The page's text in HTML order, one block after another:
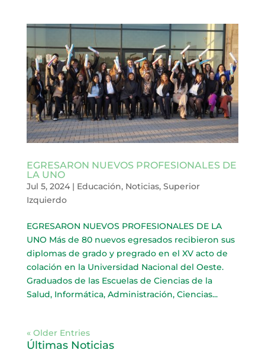
EGRESARON NUEVOS PROFESIONALES DE
LA UNO
Jul 5, 2024| Educación, Noticias, Superior
Izquierdo
EGRESARON NUEVOS PROFESIONALES DE LA
UNO Más de 80 nuevos egresados recibieron sus
diplomas de grado y pregrado en el XV acto de
colación en la Universidad Nacional del Oeste.
Graduados de las Escuelas de Ciencias de la
Salud, Informática, Administración, Ciencias...
« Older Entries
Últimas Noticias